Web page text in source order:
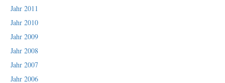
Jahr 2011
Jahr 2010
Jahr 2009
Jahr 2008
Jahr 2007
Jahr 2006